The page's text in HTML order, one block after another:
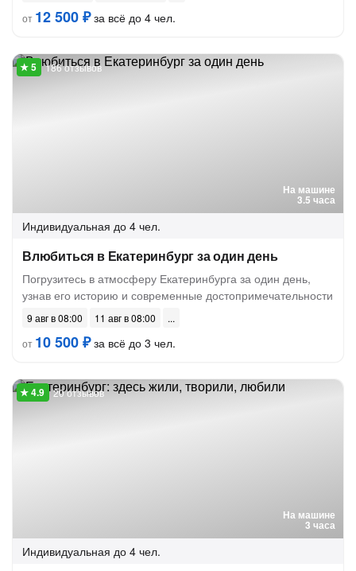
от 12 500 ₽за всё до 4 чел.
На машине
3.5 часа
186 отзывов
Индивидуальная до 4 чел.
Влюбиться в Екатеринбург за один день
Погрузитесь в атмосферу Екатеринбурга за один день,
узнав его историю и современные достопримечательности
9 авг в 08:00
11 авг в 08:00
от 10 500 ₽за всё до 3 чел.
На машине
3 часа
20 отзывов
Индивидуальная до 4 чел.